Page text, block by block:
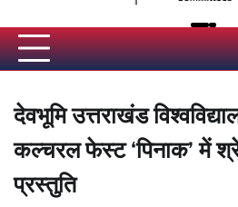
देवभूमि उत्तराखंड
कल्चरल फेस्ट ‘पिनाक’ में
प्रस्तुति